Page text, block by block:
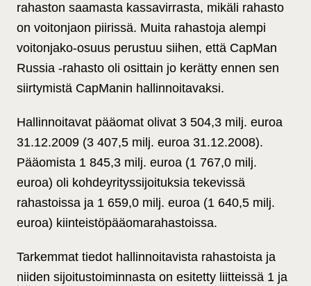
rahaston saamasta kassavirrasta, mikäli rahasto
on voitonjaon piirissä. Muita rahastoja alempi
voitonjako-osuus perustuu siihen, että CapMan
Russia -rahasto oli osittain jo kerätty ennen sen
siirtymistä CapManin hallinnoitavaksi.
Hallinnoitavat pääomat olivat 3 504,3 milj. euroa
31.12.2009 (3 407,5 milj. euroa 31.12.2008).
Pääomista 1 845,3 milj. euroa (1 767,0 milj.
euroa) oli kohdeyrityssijoituksia tekevissä
rahastoissa ja 1 659,0 milj. euroa (1 640,5 milj.
euroa) kiinteistöpääomarahastoissa.
Tarkemmat tiedot hallinnoitavista rahastoista ja
niiden sijoitustoiminnasta on esitetty liitteissä 1 ja